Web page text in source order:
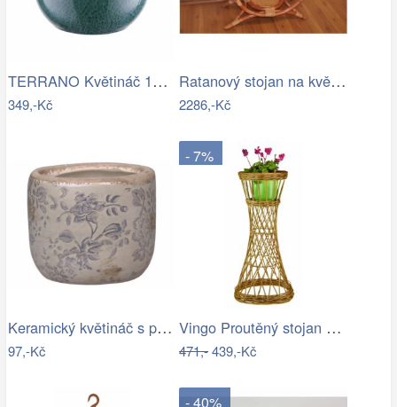
TERRANO Květináč 15 cm
349,-Kč
Ratanový stojan na květináče - AX
2286,-Kč
Keramický květináč s popraskáním Melun …
97,-Kč
- 7%
Vingo Proutěný stojan na květiny…
471,-439,-Kč
- 40%